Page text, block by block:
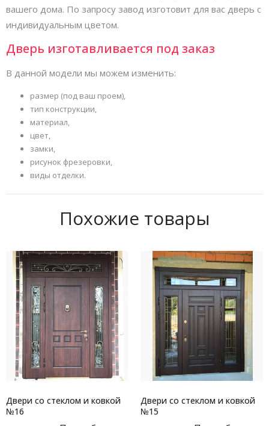
вашего дома. По запросу завод изготовит для вас дверь с
индивидуальным цветом.
Дверь изготавливается под заказ
В данной модели мы можем изменить:
размер (под ваш проем),
тип конструкции,
материал,
цвет,
замки,
рисунок фрезеровки,
виды отделки.
Похожие товары
Двери со стеклом и ковкой
№16
Двери со стеклом и ковкой
№15